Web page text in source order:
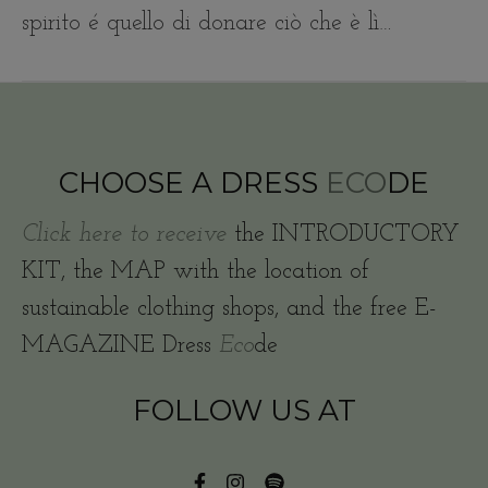
spirito é quello di donare ciò che è lì…
CHOOSE A DRESS ECODE
Click here to receive the INTRODUCTORY
KIT, the MAP with the location of
sustainable clothing shops, and the free E-
MAGAZINE Dress Ecode
FOLLOW US AT